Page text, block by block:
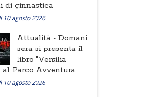
di ginnastica
10 agosto 2026
Attualità - Domani
sera si presenta il
libro "Versilia
al Parco Avventura
10 agosto 2026